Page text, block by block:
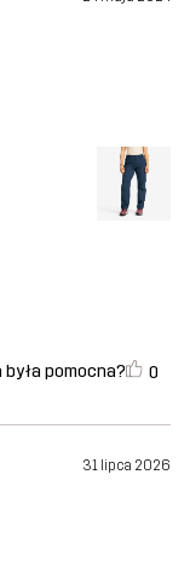
pomocna? 0
31 lipca 2026